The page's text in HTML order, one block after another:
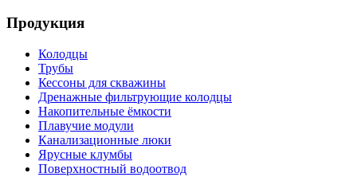
Продукция
Колодцы
Трубы
Кессоны для скважины
Дренажные фильтрующие колодцы
Накопительные ёмкости
Плавучие модули
Канализационные люки
Ярусные клумбы
Поверхностный водоотвод